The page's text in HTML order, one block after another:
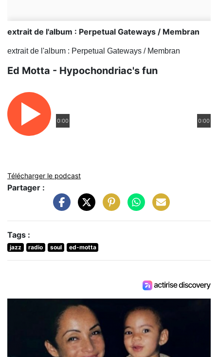
extrait de l'album : Perpetual Gateways / Membran
extrait de l'album : Perpetual Gateways / Membran
Ed Motta - Hypochondriac's fun
0:00 0:00
Télécharger le podcast
Partager :
Tags :
jazz radio soul ed-motta